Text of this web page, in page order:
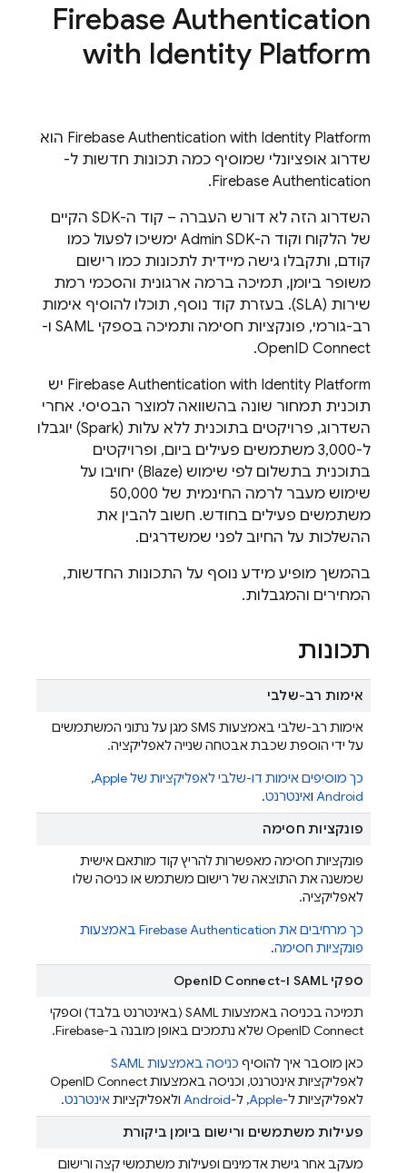
Firebase Authentication
with Identity Platform
Firebase Authentication with Identity Platform
הוא
שדרוג אופציונלי שמוסיף כמה תכונות חדשות ל-
Firebase Authentication
.
השדרוג הזה לא דורש העברה – קוד ה-SDK הקיים
של הלקוח וקוד ה-Admin SDK ימשיכו לפעול כמו
קודם, ותקבלו גישה מיידית לתכונות כמו רישום
משופר ביומן, תמיכה ברמה ארגונית והסכמי רמת
שירות (SLA). בעזרת קוד נוסף, תוכלו להוסיף אימות
רב-גורמי, פונקציות חסימה ותמיכה בספקי SAML ו-
OpenID Connect.
Firebase Authentication with Identity Platform
יש
תוכנית תמחור שונה בהשוואה למוצר הבסיסי. אחרי
השדרוג, פרויקטים בתוכנית ללא עלות (Spark) יוגבלו
ל-3,000 משתמשים פעילים ביום, ופרויקטים
בתוכנית בתשלום לפי שימוש (Blaze) יחויבו על
שימוש מעבר לרמה החינמית של 50,000
משתמשים פעילים בחודש. חשוב להבין את
ההשלכות על החיוב לפני שמשדרגים.
בהמשך מופיע מידע נוסף על התכונות החדשות,
המחירים והמגבלות.
תכונות
אימות רב-שלבי
אימות רב-שלבי באמצעות SMS מגן על נתוני המשתמשים
על ידי הוספת שכבת אבטחה שנייה לאפליקציה.
כך מוסיפים אימות דו-שלבי לאפליקציות של Apple
,‏
Androidו אינטרנט.
פונקציות חסימה
פונקציות חסימה מאפשרות להריץ קוד מותאם אישית
שמשנה את התוצאה של רישום משתמש או כניסה שלו
לאפליקציה.
כך מרחיבים את Firebase Authenticationבאמצעות
פונקציות חסימה.
ספקי SAML ו-OpenID Connect
תמיכה בכניסה באמצעות SAML (באינטרנט בלבד) וספקי
OpenID Connect שלא נתמכים באופן מובנה ב-Firebase.
כאן מוסבר איך להוסיף כניסה באמצעות SAML
לאפליקציות אינטרנט, וכניסה באמצעות OpenID Connect
לאפליקציות ל-Apple, ל-Androidולאפליקציותאינטרנט.
פעילות משתמשים ורישום ביומן ביקורת
מעקב אחר גישת אדמינים ופעילות משתמשי קצה ורישום